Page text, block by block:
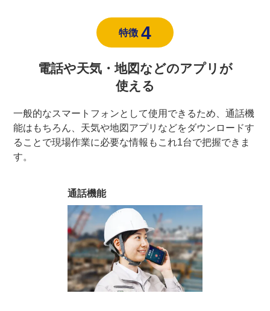
特徴 4
電話や天気・地図などのアプリが
使える
一般的なスマートフォンとして使用できるため、通話機
能はもちろん、天気や地図アプリなどをダウンロードす
ることで現場作業に必要な情報もこれ1台で把握できま
す。
通話機能